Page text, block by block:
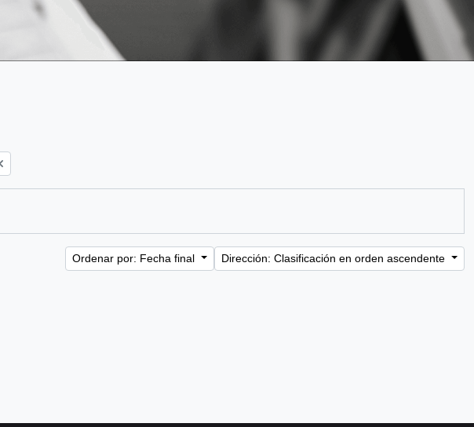
Ordenar por: Fecha final Dirección: Clasificación en orden ascendente